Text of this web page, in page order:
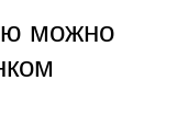
можно